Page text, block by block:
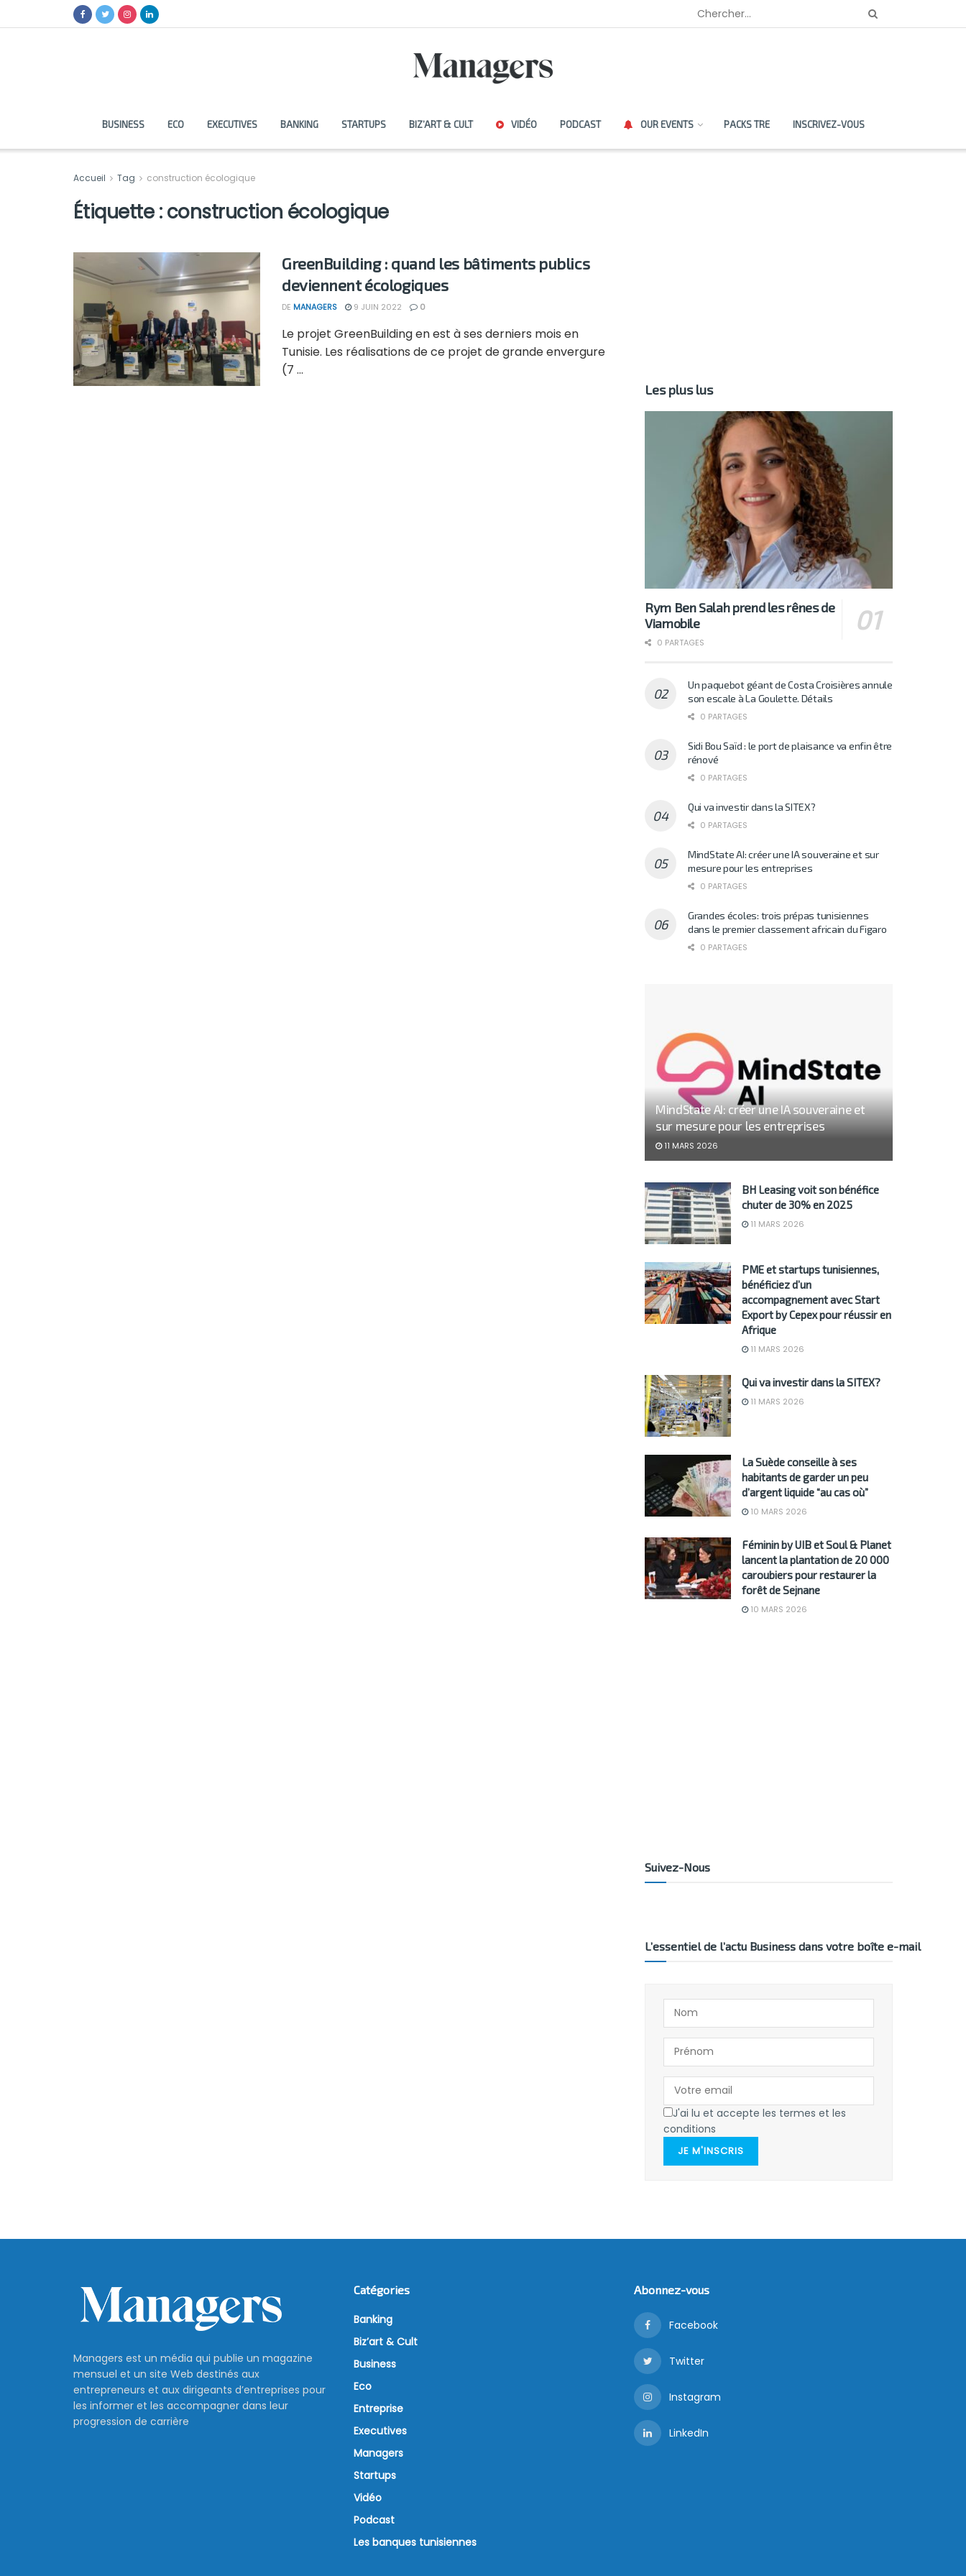
BUSINESS ECO EXECUTIVES BANKING STARTUPS BIZ’ART & CULT VIDÉO PODCAST OUR EVENTS PACKS TRE INSCRIVEZ-VOUS
Accueil Tag construction écologique
Étiquette :construction écologique
GreenBuilding : quand les bâtiments publics
deviennent écologiques
DE MANAGERS 9 JUIN 2022 0
Le projet GreenBuilding en est à ses derniers mois en
Tunisie. Les réalisations de ce projet de grande envergure
(7 ...
Les plus lus
Rym Ben Salah prend les rênes de
Viamobile
0 PARTAGES
Un paquebot géant de Costa Croisières annule
son escale à La Goulette. Détails
0 PARTAGES
Sidi Bou Saïd : le port de plaisance va enfin être
rénové
0 PARTAGES
Qui va investir dans la SITEX?
0 PARTAGES
MindState AI: créer une IA souveraine et sur
mesure pour les entreprises
0 PARTAGES
Grandes écoles: trois prépas tunisiennes
dans le premier classement africain du Figaro
0 PARTAGES
MindState AI: créer une IA souveraine et
sur mesure pour les entreprises
11 MARS 2026
BH Leasing voit son bénéfice
chuter de 30% en 2025
11 MARS 2026
PME et startups tunisiennes,
bénéficiez d’un
accompagnement avec Start
Export by Cepex pour réussir en
Afrique
11 MARS 2026
Qui va investir dans la SITEX?
11 MARS 2026
La Suède conseille à ses
habitants de garder un peu
d’argent liquide “au cas où”
10 MARS 2026
Féminin by UIB et Soul & Planet
lancent la plantation de 20 000
caroubiers pour restaurer la
forêt de Sejnane
10 MARS 2026
Suivez-Nous
L’essentiel de l’actu Business dans votre boîte e-mail
J'ai lu et accepte les termes et les
conditions
JE M'INSCRIS
Managers est un média qui publie un magazine
mensuel et un site Web destinés aux
entrepreneurs et aux dirigeants d’entreprises pour
les informer et les accompagner dans leur
progression de carrière
Catégories
Banking
Biz’art & Cult
Business
Eco
Entreprise
Executives
Managers
Startups
Vidéo
Podcast
Les banques tunisiennes
Abonnez-vous
Facebook
Twitter
Instagram
LinkedIn